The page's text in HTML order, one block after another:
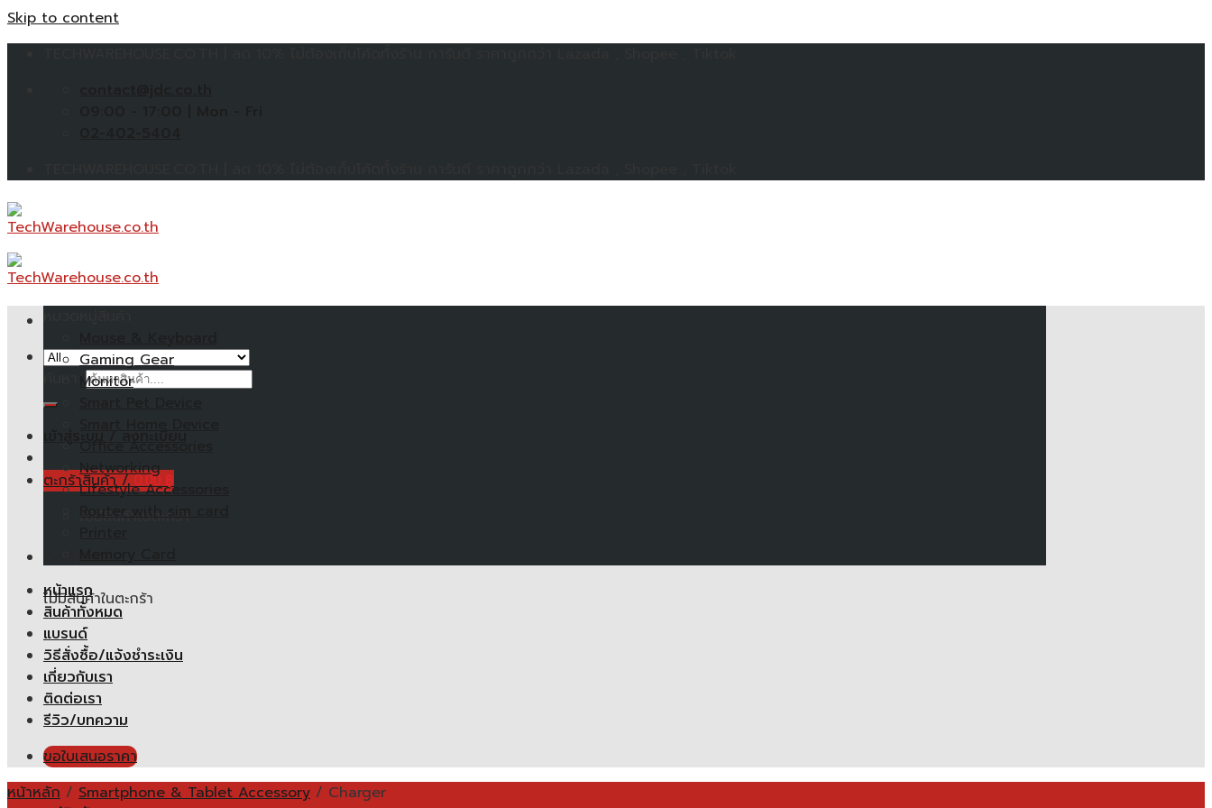
Skip to content
ตะกร้าสินค้า /0.00 ฿
ไม่มีสินค้าในตะกร้า
ไม่มีสินค้าในตะกร้า
Gaming Gear
Monitor
Networking
Lifestyle Accessories
Router with sim card
หน้าแรก
สินค้าทั้งหมด
แบรนด์
วิธีสั่งซื้อ/แจ้งชำระเงิน
เกี่ยวกับเรา
ติดต่อเรา
รีวิว/บทความ
ขอใบเสนอราคา
หน้าหลัก / Smartphone & Tablet Accessory / Charger